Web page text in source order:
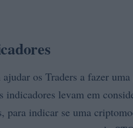
os Traders a fazer
indicadores levam em
para indicar se uma